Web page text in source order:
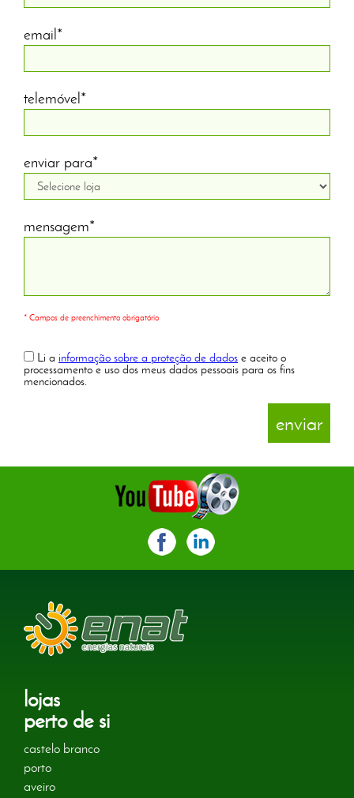
email*
telemóvel*
enviar para*
mensagem*
* Campos de preenchimento obrigatório
Li a informação sobre a proteção de dados e aceito o
processamento e uso dos meus dados pessoais para os fins
mencionados.
lojas
perto de si
castelo branco
porto
aveiro